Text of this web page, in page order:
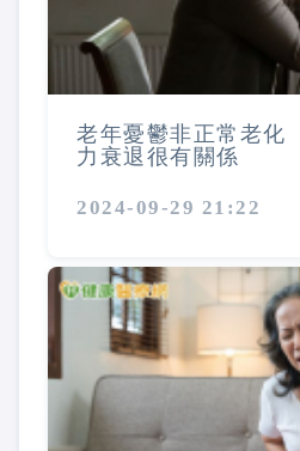
老年憂鬱非正常老
力衰退很有關係
2024-09-29 21:22